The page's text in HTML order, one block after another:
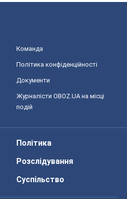
Команда
Політика конфіденційності
Документи
Журналісти OBOZ.UA на місці
подій
Політика
Розслідування
Суспільство